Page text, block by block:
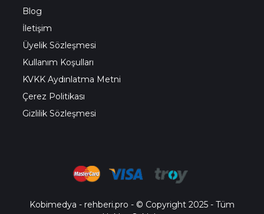
Blog
İletişim
Üyelik Sözleşmesi
Kullanım Koşulları
KVKK Aydınlatma Metni
Çerez Politikası
Gizlilik Sözleşmesi
Kobimedya - rehberi.pro - © Copyright 2025 - Tüm